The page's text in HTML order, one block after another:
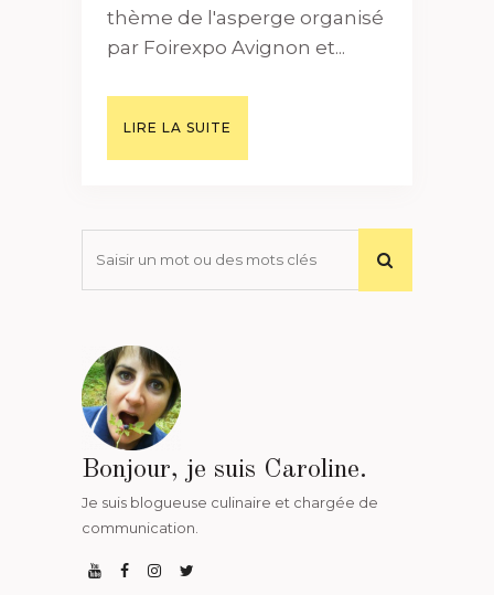
thème de l'asperge organisé
par Foirexpo Avignon et...
LIRE LA SUITE
Bonjour, je suis Caroline.
Je suis blogueuse culinaire et chargée de
communication.